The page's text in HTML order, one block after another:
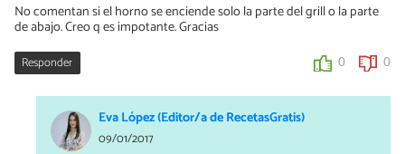
No comentan si el horno se enciende solo la parte del grill o la parte
de abajo. Creo q es impotante. Gracias
Responder 0 0
Eva López (Editor/a de RecetasGratis)
09/01/2017